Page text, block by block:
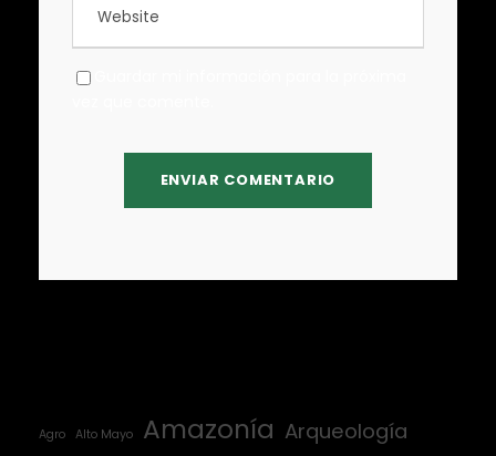
Agro Alto Mayo Amazonía Arqueología